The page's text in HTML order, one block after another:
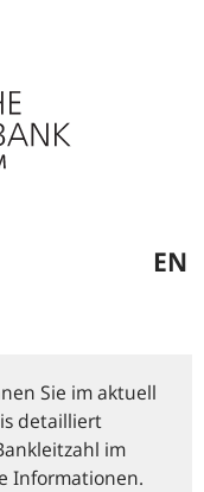
EN
Sie im aktuell
detailliert
im
Informationen.